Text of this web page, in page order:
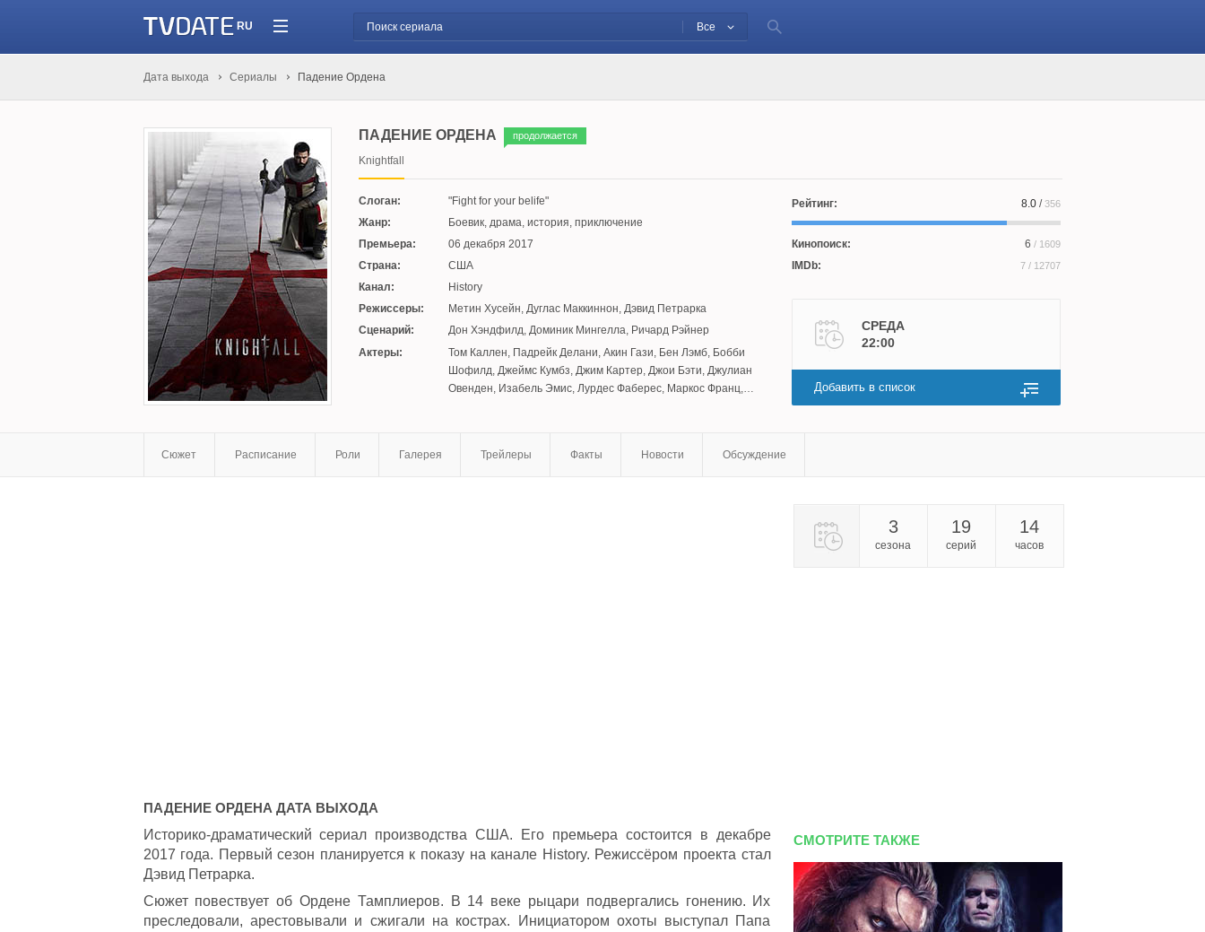
RU Все
Дата выхода Сериалы Падение Ордена
ПАДЕНИЕ ОРДЕНА продолжается
Knightfall
Слоган:
Fight for your belife
Жанр:
Боевик, драма, история, приключение
Премьера:
06 декабря 2017
Страна:
США
Канал:
History
Режиссеры:
Метин Хусейн, Дуглас Маккиннон, Дэвид Петрарка
Сценарий:
Дон Хэндфилд, Доминик Мингелла, Ричард Рэйнер
Актеры:
Том Каллен, Падрейк Делани, Акин Гази, Бен Лэмб, Бобби
Шофилд, Джеймс Кумбз, Джим Картер, Джои Бэти, Джулиан
Овенден, Изабель Эмис, Лурдес Фаберес, Маркос Франц,
Рейтинг: 8.0/356
Кинопоиск: 6 / 1609
IMDb: 7/ 12707
СРЕДА
22:00
Добавить в список
Сюжет Расписание Роли Галерея Трейлеры Факты Новости Обсуждение
ПАДЕНИЕ ОРДЕНА ДАТА ВЫХОДА
Историко-драматический сериал производства США. Его премьера состоится в декабре
2017 года. Первый сезон планируется к показу на канале History. Режиссёром проекта стал
Дэвид Петрарка.
Сюжет повествует об Ордене Тамплиеров. В 14 веке рыцари подвергались гонению. Их
преследовали, арестовывали и сжигали на кострах. Инициатором охоты выступал Папа
3
сезона
19
серий
14
часов
СМОТРИТЕ ТАКЖЕ